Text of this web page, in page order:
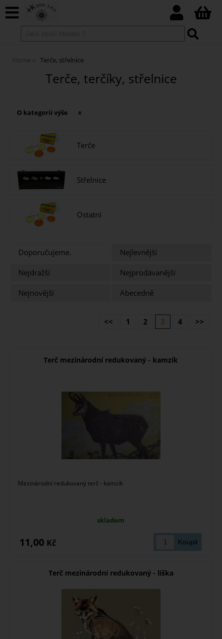
Home Terče, střelnice
Terče, terčíky, střelnice
O kategorii výše
Terče
Střelnice
Ostatní
Doporučujeme.
Nejlevnější
Nejdražší
Nejprodávanější
Nejnovější
Abecedně
<< 1 2 3 4 >>
Terč mezinárodní redukovaný - kamzík
Mezinárodní redukovaný terč - kamzík
skladem
11,00 Kč
Terč mezinárodní redukovaný - liška